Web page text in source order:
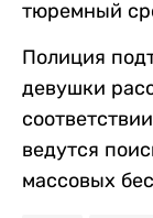
тюремный
Полиция
девушки
ведутся
массовых